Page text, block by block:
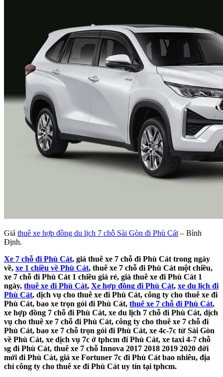
Giá thuê xe hợp đồng du lịch 7 chỗ Sài Gòn đi Phù Cát– Bình
Định.
Xe 7 chỗ đi Phù Cát, giá thuê xe 7 chỗ đi Phù Cát trong ngày
về, xe 1 chiều về Phù Cát, thuê xe 7 chỗ đi Phù Cát một chiều,
xe 7 chỗ đi Phù Cát 1 chiều giá rẻ, giá thuê xe đi Phù Cát 1
ngày, thuê xe đi Phù Cát, Xe hợp đồng đi Phù Cát, xe du lịch đi
Phù Cát, dịch vụ cho thuê xe đi Phù Cát, công ty cho thuê xe đi
Phù Cát, bao xe trọn gói đi Phù Cát, thuê xe 7 chỗ đi Phù Cát,
xe hợp đồng 7 chỗ đi Phù Cát, xe du lịch 7 chỗ đi Phù Cát, dịch
vụ cho thuê xe 7 chỗ đi Phù Cát, công ty cho thuê xe 7 chỗ đi
Phù Cát, bao xe 7 chỗ trọn gói đi Phù Cát, xe 4c-7c từ Sài Gòn
về Phù Cát, xe dịch vụ 7c ở tphcm đi Phù Cát, xe taxi 4-7 chỗ
sg đi Phù Cát, thuê xe 7 chỗ Innova 2017 2018 2019 2020 đời
mới đi Phù Cát, giá xe Fortuner 7c đi Phù Cát bao nhiêu, địa
chỉ công ty cho thuê xe đi Phù Cát uy tín tại tphcm.